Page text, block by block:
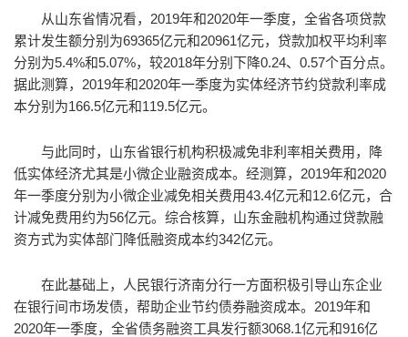
从山东省情况看，2019年和2020年一季度，全省各项贷款
累计发生额分别为69365亿元和20961亿元，贷款加权平均利率
分别为5.4%和5.07%，较2018年分别下降0.24、0.57个百分点。
据此测算，2019年和2020年一季度为实体经济节约贷款利率成
本分别为166.5亿元和119.5亿元。
与此同时，山东省银行机构积极减免非利率相关费用，降
低实体经济尤其是小微企业融资成本。经测算，2019年和2020
年一季度分别为小微企业减免相关费用43.4亿元和12.6亿元，合
计减免费用约为56亿元。综合核算，山东金融机构通过贷款融
资方式为实体部门降低融资成本约342亿元。
在此基础上，人民银行济南分行一方面积极引导山东企业
在银行间市场发债，帮助企业节约债券融资成本。2019年和
2020年一季度，全省债务融资工具发行额3068.1亿元和916亿